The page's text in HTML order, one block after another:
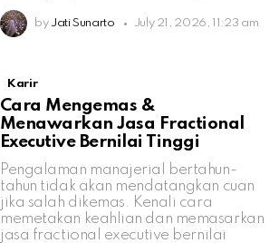
by Jati Sunarto July 21, 2026, 11:23 am
Karir
Cara Mengemas &
Menawarkan Jasa Fractional
Executive Bernilai Tinggi
Pengalaman manajerial bertahun-
tahun tidak akan mendatangkan cuan
jika salah dikemas. Kenali cara
memetakan keahlian dan memasarkan
jasa fractional executive bernilai